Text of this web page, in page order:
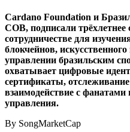
Cardano Foundation и
COB, подписали
сотрудничестве для
блокчейнов,
управлении бразильским
охватывает цифровые
сертификаты,
взаимодействие с
управления.
By SongMarketCap